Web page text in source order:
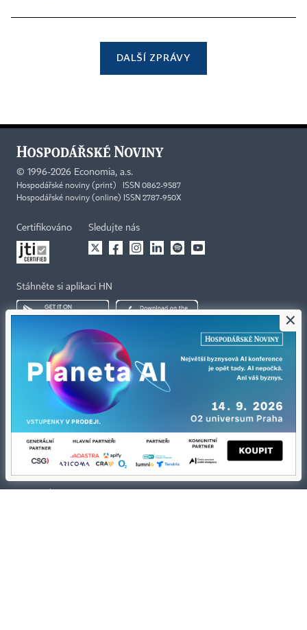
DALŠÍ ZPRÁVY
© 1996-2026 Economia, a.s.
Hospodářské noviny (print) ISSN 0862-9587
Hospodářské noviny (online) ISSN 2787-950X
Certifikováno Sledujte nás
Stáhněte si aplikaci HN
Kontakty
Tiráž redakce HN
Kariéra v HN
Ceník inzerce
Ochrana osobních údajů
Prohlášení o cookies
Nastavení soukromí
Všeobecné smluvní podmínky
×